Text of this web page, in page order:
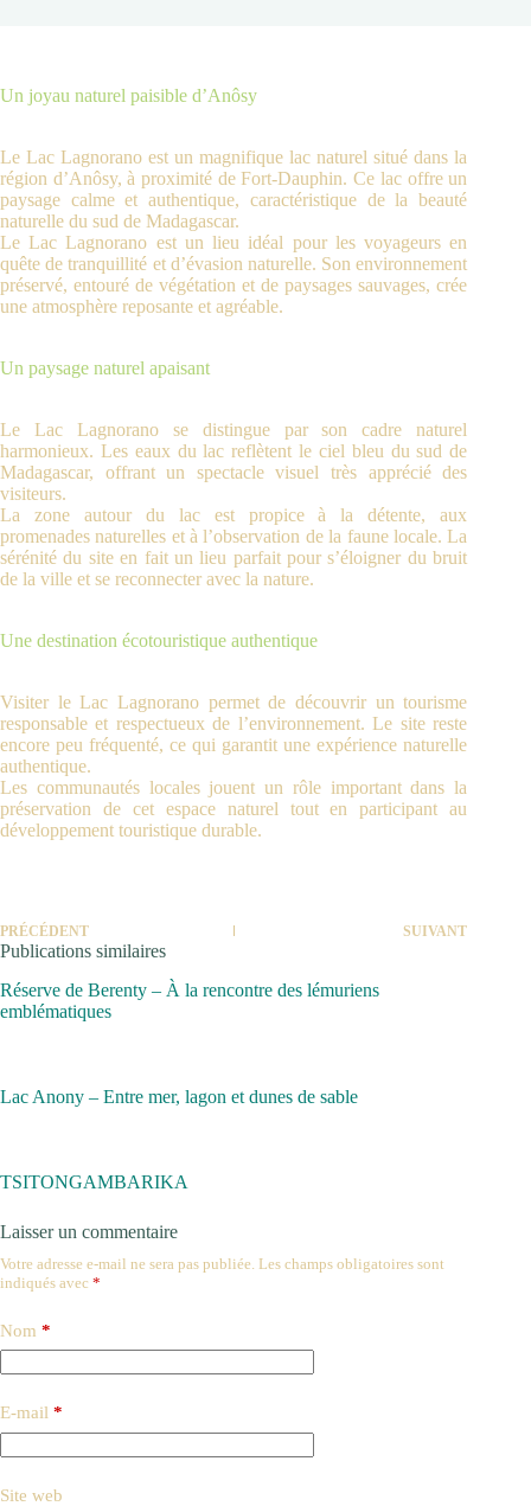
Un joyau naturel paisible d’Anôsy
Le Lac Lagnorano est un magnifique lac naturel situé dans la
région d’Anôsy, à proximité de Fort-Dauphin. Ce lac offre un
paysage calme et authentique, caractéristique de la beauté
naturelle du sud de Madagascar.
Le Lac Lagnorano est un lieu idéal pour les voyageurs en
quête de tranquillité et d’évasion naturelle. Son environnement
préservé, entouré de végétation et de paysages sauvages, crée
une atmosphère reposante et agréable.
Un paysage naturel apaisant
Le Lac Lagnorano se distingue par son cadre naturel
harmonieux. Les eaux du lac reflètent le ciel bleu du sud de
Madagascar, offrant un spectacle visuel très apprécié des
visiteurs.
La zone autour du lac est propice à la détente, aux
promenades naturelles et à l’observation de la faune locale. La
sérénité du site en fait un lieu parfait pour s’éloigner du bruit
de la ville et se reconnecter avec la nature.
Une destination écotouristique authentique
Visiter le Lac Lagnorano permet de découvrir un tourisme
responsable et respectueux de l’environnement. Le site reste
encore peu fréquenté, ce qui garantit une expérience naturelle
authentique.
Les communautés locales jouent un rôle important dans la
préservation de cet espace naturel tout en participant au
développement touristique durable.
PRÉCÉDENT SUIVANT
Publications similaires
Réserve de Berenty – À la rencontre des lémuriens
emblématiques
Lac Anony – Entre mer, lagon et dunes de sable
TSITONGAMBARIKA
Laisser un commentaire
Votre adresse e-mail ne sera pas publiée. Les champs obligatoires sont
indiqués avec *
Nom *
E-mail *
Site web